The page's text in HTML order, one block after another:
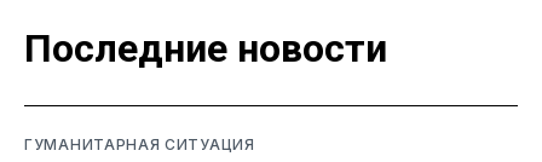
Последние новости
ГУМАНИТАРНАЯ СИТУАЦИЯ